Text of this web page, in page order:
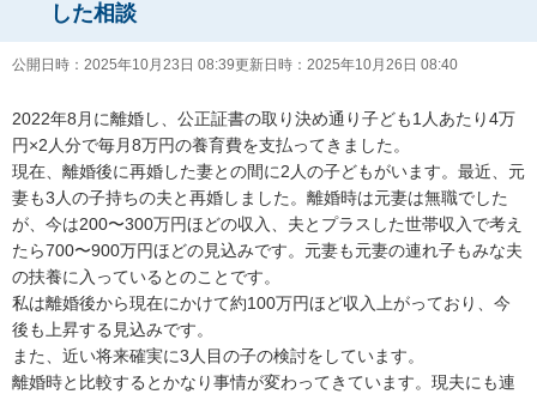
した相談
公開日時： 2025年10月23日 08:39更新日時： 2025年10月26日 08:40
2022年8月に離婚し、公正証書の取り決め通り子ども1人あたり4万
円×2人分で毎月8万円の養育費を支払ってきました。
現在、離婚後に再婚した妻との間に2人の子どもがいます。最近、元
妻も3人の子持ちの夫と再婚しました。離婚時は元妻は無職でした
が、今は200〜300万円ほどの収入、夫とプラスした世帯収入で考え
たら700〜900万円ほどの見込みです。元妻も元妻の連れ子もみな夫
の扶養に入っているとのことです。
私は離婚後から現在にかけて約100万円ほど収入上がっており、今
後も上昇する見込みです。
また、近い将来確実に3人目の子の検討をしています。
離婚時と比較するとかなり事情が変わってきています。現夫にも連